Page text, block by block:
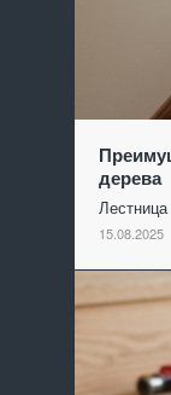
дерева
15.08.2025